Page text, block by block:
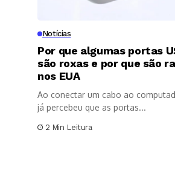
Notícias
Por que algumas portas
são roxas e por que são
nos EUA
Ao conectar um cabo ao
já percebeu que as portas...
2 Min Leitura